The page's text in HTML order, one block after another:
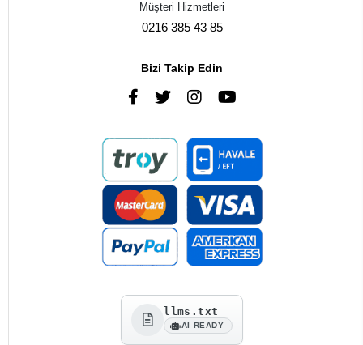
Müşteri Hizmetleri
0216 385 43 85
Bizi Takip Edin
llms.txt
AI READY